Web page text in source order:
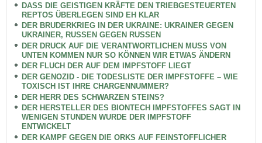
DASS DIE GEISTIGEN KRÄFTE DEN TRIEBGESTEUERTEN
REPTOS ÜBERLEGEN SIND EH KLAR
DER BRUDERKRIEG IN DER UKRAINE: UKRAINER GEGEN
UKRAINER, RUSSEN GEGEN RUSSEN
DER DRUCK AUF DIE VERANTWORTLICHEN MUSS VON
UNTEN KOMMEN NUR SO KÖNNEN WIR ETWAS ÄNDERN
DER FLUCH DER AUF DEM IMPFSTOFF LIEGT
DER GENOZID - DIE TODESLISTE DER IMPFSTOFFE – WIE
TOXISCH IST IHRE CHARGENNUMMER?
DER HERR DES SCHWARZEN STEINS?
DER HERSTELLER DES BIONTECH IMPFSTOFFES SAGT IN
WENIGEN STUNDEN WURDE DER IMPFSTOFF
ENTWICKELT
DER KAMPF GEGEN DIE ORKS AUF FEINSTOFFLICHER